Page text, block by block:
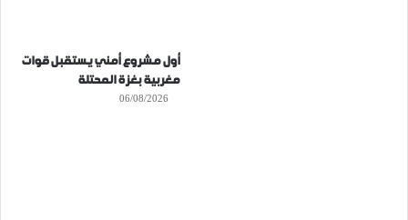
أول مشروع أمني يستقبل قوات
مغربية بغزة المحتلة
06/08/2026